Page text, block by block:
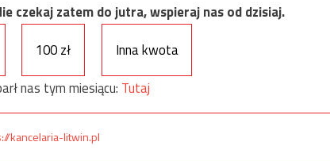
czekaj zatem do jutra, wspieraj nas od dzisiaj.
100 zł
Inna kwota
nas tym miesiącu: Tutaj
kancelaria-litwin.pl